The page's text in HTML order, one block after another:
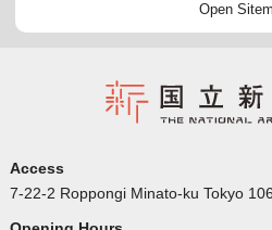
Open
Access
7-22-2 Roppongi Minato-ku Tokyo